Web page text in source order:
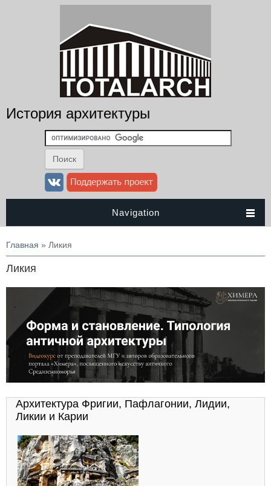
История архитектуры
Navigation
Вы здесь
Главная » Ликия
Ликия
Архитектура Фригии, Пафлагонии, Лидии,
Ликии и Карии